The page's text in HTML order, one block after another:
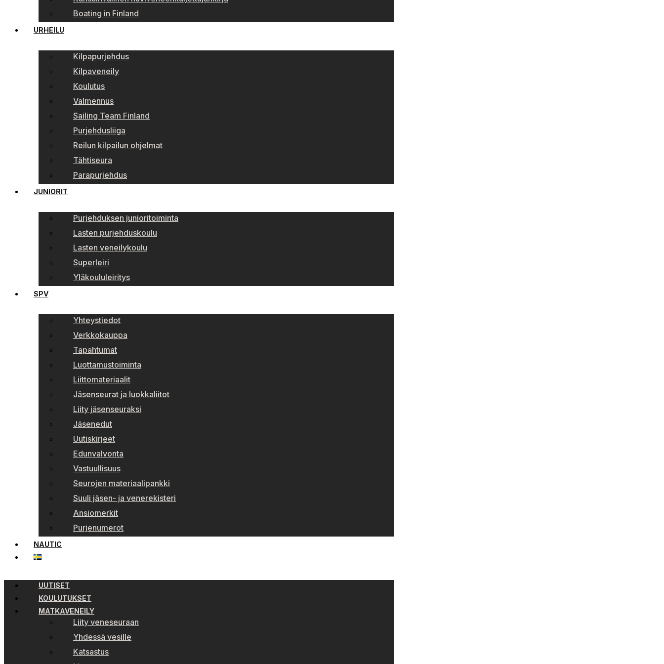
Boating in Finland
URHEILU
Kilpapurjehdus
Kilpaveneily
Koulutus
Valmennus
Sailing Team Finland
Purjehdusliiga
Reilun kilpailun ohjelmat
Tähtiseura
Parapurjehdus
JUNIORIT
Purjehduksen junioritoiminta
Lasten purjehduskoulu
Lasten veneilykoulu
Superleiri
Yläkoululeiritys
SPV
Yhteystiedot
Verkkokauppa
Tapahtumat
Luottamustoiminta
Liittomateriaalit
Jäsenseurat ja luokkaliitot
Liity jäsenseuraksi
Jäsenedut
Uutiskirjeet
Edunvalvonta
Vastuullisuus
Seurojen materiaalipankki
Suuli jäsen- ja venerekisteri
Ansiomerkit
Purjenumerot
NAUTIC
UUTISET
KOULUTUKSET
MATKAVENEILY
Liity veneseuraan
Yhdessä vesille
Katsastus